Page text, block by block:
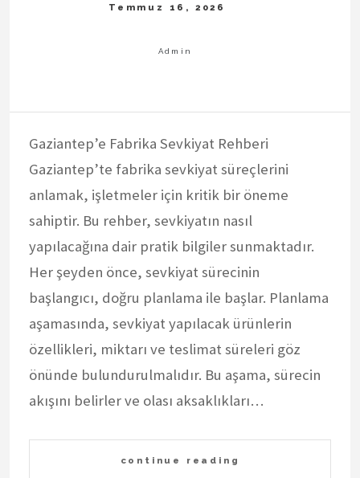
Gaziantep’e Fabrika Sevkiyat Rehberi
Gaziantep’te fabrika sevkiyat süreçlerini
anlamak, işletmeler için kritik bir öneme
sahiptir. Bu rehber, sevkiyatın nasıl
yapılacağına dair pratik bilgiler sunmaktadır.
Her şeyden önce, sevkiyat sürecinin
başlangıcı, doğru planlama ile başlar. Planlama
aşamasında, sevkiyat yapılacak ürünlerin
özellikleri, miktarı ve teslimat süreleri göz
önünde bulundurulmalıdır. Bu aşama, sürecin
akışını belirler ve olası aksaklıkları…
continue reading